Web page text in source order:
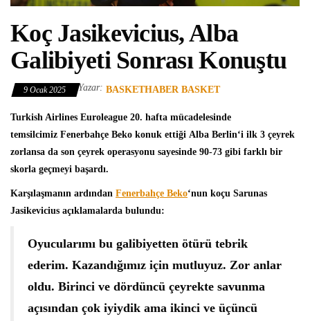
Koç Jasikevicius, Alba
Galibiyeti Sonrası Konuştu
9 Ocak 2025 Yazar: BASKETHABER BASKET
Turkish Airlines Euroleague 20. hafta mücadelesinde
temsilcimiz Fenerbahçe Beko konuk ettiği Alba Berlin‘i ilk 3 çeyrek
zorlansa da son çeyrek operasyonu sayesinde 90-73 gibi farklı bir
skorla geçmeyi başardı.
Karşılaşmanın ardından Fenerbahçe Beko‘nun koçu Sarunas
Jasikevicius açıklamalarda bulundu:
Oyucularımı bu galibiyetten ötürü tebrik
ederim. Kazandığımız için mutluyuz. Zor anlar
oldu. Birinci ve dördüncü çeyrekte savunma
açısından çok iyiydik ama ikinci ve üçüncü